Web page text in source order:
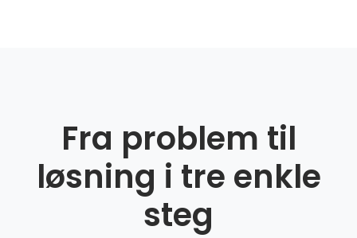
Fra problem til
løsning i tre enkle
steg